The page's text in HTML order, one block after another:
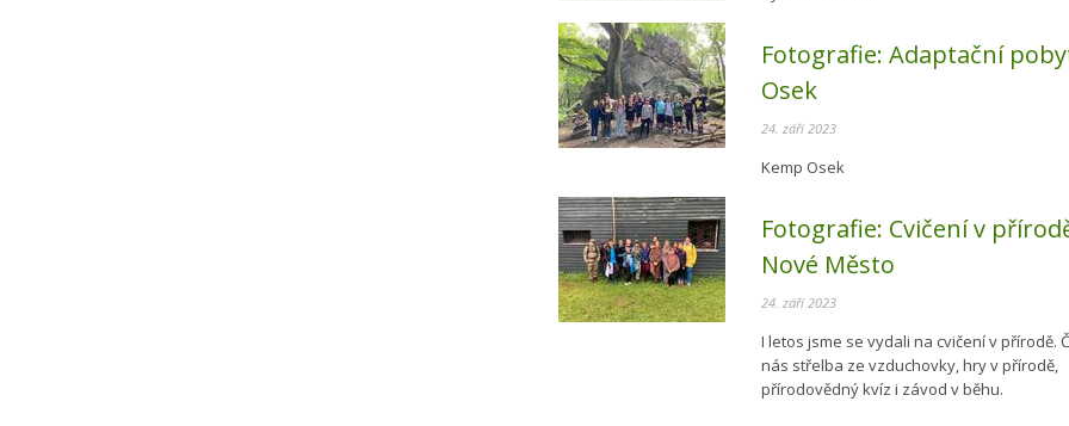
Fotografie: Adaptační
Osek
24. září 2023
Kemp Osek
Fotografie: Cvičení v
Nové Město
24. září 2023
I letos jsme se vydali na cvičení v přírodě.
nás střelba ze vzduchovky, hry v přírodě,
přírodovědný kvíz i závod v běhu.